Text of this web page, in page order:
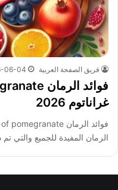
فريق الصفحة العربية 06-04
غراناتوم 2026
الرمان المفيدة للجميع والتي